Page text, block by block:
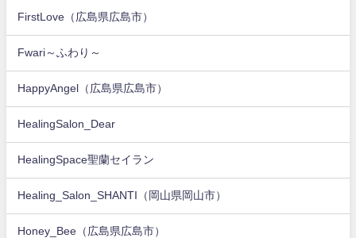
FirstLove（広島県広島市）
Fwari～ふわり～
HappyAngel（広島県広島市）
HealingSalon_Dear
HealingSpace聖蘭セイラン
Healing_Salon_SHANTI（岡山県岡山市）
Honey_Bee（広島県広島市）